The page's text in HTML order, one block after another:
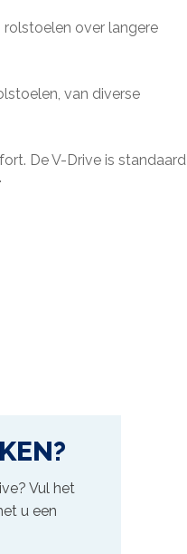
over langere
van diverse
De V-Drive is standaard
? Vul het
u een